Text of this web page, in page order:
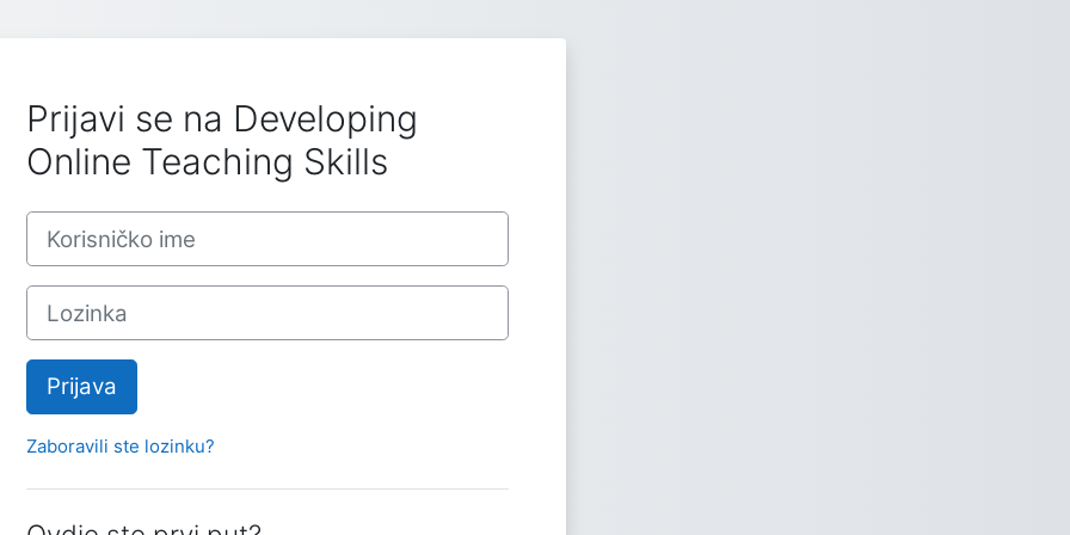
Prijavi se na Developing
Online Teaching Skills
Preskoči za stvaranje novog korisničkog računa
Korisničko ime
Lozinka
Prijava
Zaboravili ste lozinku?